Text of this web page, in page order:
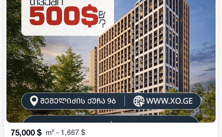
75,000 $ m² - 1,667 $